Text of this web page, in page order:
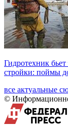
Гидротехник
стройки: поймы
все актуальные
©